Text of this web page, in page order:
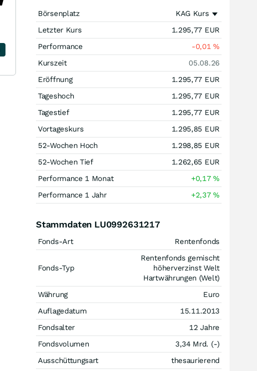
Börsenplatz
KAG Kurs
Letzter Kurs
1.295,77 EUR
Performance
-0,01%
Kurszeit
05.08.26
Eröffnung
1.295,77 EUR
Tageshoch
1.295,77 EUR
Tagestief
1.295,77 EUR
Vortageskurs
1.295,85 EUR
52-Wochen Hoch
1.298,85 EUR
52-Wochen Tief
1.262,65 EUR
Performance 1 Monat
+0,17%
Performance 1 Jahr
+2,37%
Stammdaten LU0992631217
Fonds-Art Rentenfonds
Fonds-Typ
Rentenfonds gemischt
höherverzinst Welt
Hartwährungen (Welt)
Währung
Euro
Auflagedatum
15.11.2013
Fondsalter
12 Jahre
Fondsvolumen
3,34 Mrd. (-)
Ausschüttungsart
thesaurierend